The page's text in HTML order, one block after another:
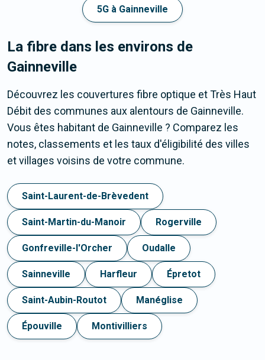
5G à Gainneville
La fibre dans les environs de
Gainneville
Découvrez les couvertures fibre optique et Très Haut
Débit des communes aux alentours de Gainneville.
Vous êtes habitant de Gainneville ? Comparez les
notes, classements et les taux d'éligibilité des villes
et villages voisins de votre commune.
Saint-Laurent-de-Brèvedent
Saint-Martin-du-Manoir Rogerville
Gonfreville-l'Orcher Oudalle
Sainneville Harfleur Épretot
Saint-Aubin-Routot Manéglise
Épouville Montivilliers